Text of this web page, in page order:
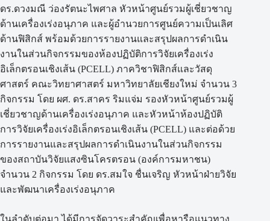
ดร.ดวงมณี ว่องรัตนะไพศาล หัวหน้าศูนย์รวมผู้เชี่ยวชาญ
ด้านเครื่องเร่งอนุภาค และผู้อำนวยการศูนย์ความเป็นเลิศ
ด้านฟิสิกส์ พร้อมด้วยการรายงานและสรุปผลการดำเนิน
งานในส่วนกิจกรรมของห้องปฏิบัติการวิจัยเครื่องเร่ง
อิเล็กตรอนเชิงเส้น (PCELL) ภาควิชาฟิสิกส์และวัสดุ
ศาสตร์ คณะวิทยาศาสตร์ มหาวิทยาลัยเชียงใหม่ จำนวน 3
กิจกรรม โดย ผศ. ดร.สาคร ริมแจ่ม รองหัวหน้าศูนย์รวมผู้
เชี่ยวชาญด้านเครื่องเร่งอนุภาค และหัวหน้าห้องปฏิบัติ
การวิจัยเครื่องเร่งอิเล็กตรอนเชิงเส้น (PCELL) และต่อด้วย
การรายงานและสรุปผลการดำเนินงานในส่วนกิจกรรม
ของสถาบันวิจัยแสงซินโครตรอน (องค์การมหาชน)
จำนวน 2 กิจกรรม โดย ดร.สมใจ ชื่นเจริญ หัวหน้าฝ่ายวิจัย
และพัฒนาเครื่องเร่งอนุภาค